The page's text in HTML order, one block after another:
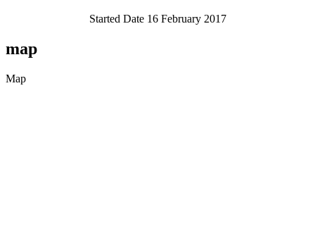
Started Date 16 February 2017
map
Map